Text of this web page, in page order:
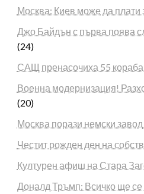
Москва: Киев може да плати
Джо Байдън с първа поява
(24)
САЩ пренасочиха 55
Военна модернизация!
(20)
Москва порази немски
Честит рожден ден на
Културен афиш на Стара
Доналд Тръмп: Всичко ще